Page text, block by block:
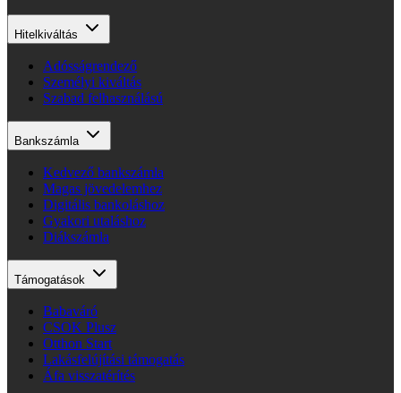
Hitelkiváltás
Adósságrendező
Személyi kiváltás
Szabad felhasználású
Bankszámla
Kedvező bankszámla
Magas jövedelemhez
Digitális bankoláshoz
Gyakori utaláshoz
Diákszámla
Támogatások
Babaváró
CSOK Plusz
Otthon Start
Lakásfelújítási támogatás
Áfa visszatérítés